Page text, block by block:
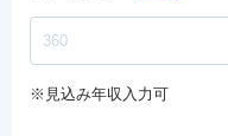
※見込み年収入力可